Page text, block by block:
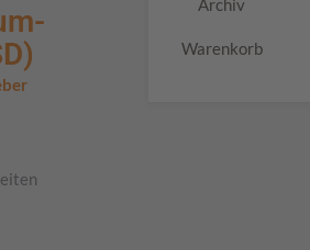
Archiv
Warenkorb